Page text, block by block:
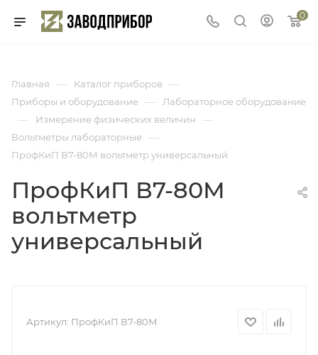
0
Главная — Каталог приборов —
Приборы и оборудование — Лабораторное оборудование
— Измерение физических величин —
Вольтметры лабораторные —
ПрофКиП В7-80М вольтметр универсальный
ПрофКиП В7-80М
вольтметр
универсальный
Артикул: ПрофКиП В7-80М